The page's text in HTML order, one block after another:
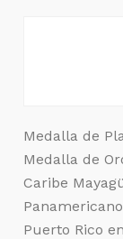
Medalla de
Medalla de
Caribe
Puerto Rico